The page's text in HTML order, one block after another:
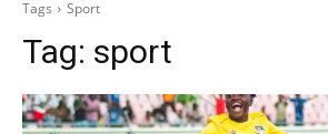
Tags Sport
Tag: sport